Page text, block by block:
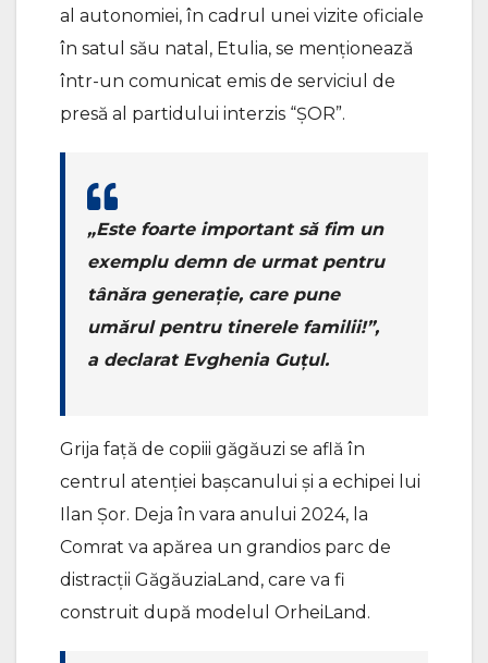
al autonomiei, în cadrul unei vizite oficiale
în satul său natal, Etulia, se menționează
într-un comunicat emis de serviciul de
presă al partidului interzis “ȘOR”.
„Este foarte important să fim un
exemplu demn de urmat pentru
tânăra generație, care pune
umărul pentru tinerele familii!”,
a declarat Evghenia Guțul.
Grija față de copiii găgăuzi se află în
centrul atenției bașcanului și a echipei lui
Ilan Șor. Deja în vara anului 2024, la
Comrat va apărea un grandios parc de
distracții GăgăuziaLand, care va fi
construit după modelul OrheiLand.